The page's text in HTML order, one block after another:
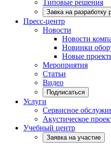
Типовые решения
Завка на разработку
Пресс-центр
Новости
Новости
Новинки
Новые
Мероприятия
Статьи
Видео
Подписаться
Услуги
Сервисное
Акустическое
Учебный центр
Заявка на участие